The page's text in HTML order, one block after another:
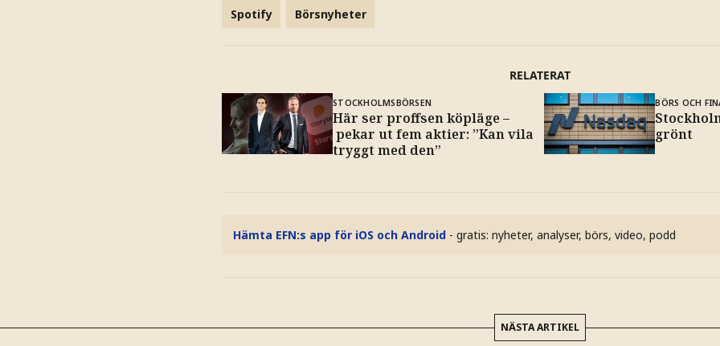
Spotify Börsnyheter
RELATERAT
STOCKHOLMSBÖRSEN
Här ser proffsen köpläge –
pekar ut fem aktier: ”Kan vila
tryggt med den”
BÖRS OCH
grönt
Hämta EFN:s app för iOS och Android - gratis: nyheter, analyser, börs, video, podd
NÄSTA ARTIKEL